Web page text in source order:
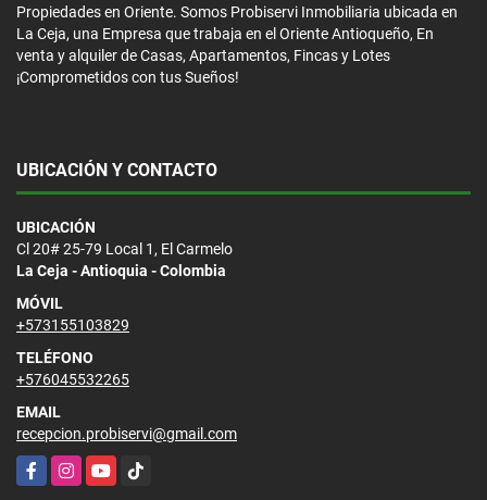
Propiedades en Oriente. Somos Probiservi Inmobiliaria ubicada en
La Ceja, una Empresa que trabaja en el Oriente Antioqueño, En
venta y alquiler de Casas, Apartamentos, Fincas y Lotes
¡Comprometidos con tus Sueños!
UBICACIÓN Y CONTACTO
UBICACIÓN
Cl 20# 25-79 Local 1, El Carmelo
La Ceja - Antioquia - Colombia
MÓVIL
+573155103829
TELÉFONO
+576045532265
EMAIL
recepcion.probiservi@gmail.com
FacebookInstagramYouTubeTikTok